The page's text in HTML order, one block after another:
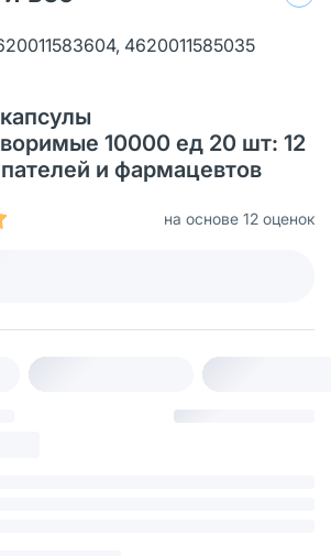
4620011585035
10000 ед 20 шт: 12
и фармацевтов
на основе 12 оценок